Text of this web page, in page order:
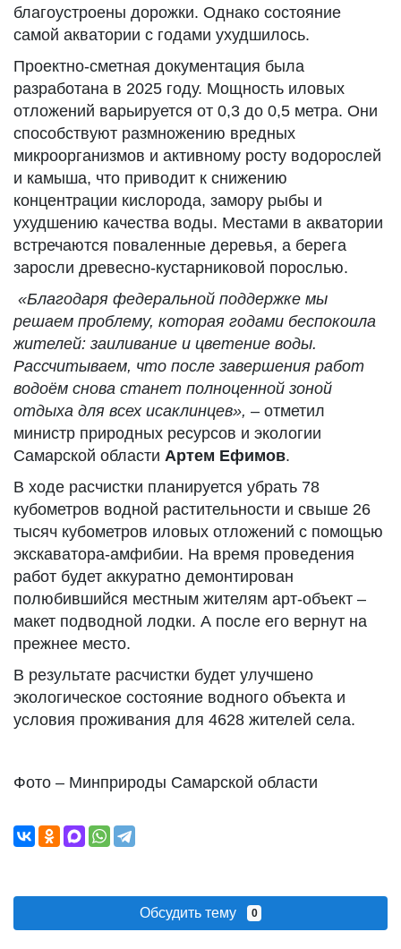
благоустроены дорожки. Однако состояние
самой акватории с годами ухудшилось.
Проектно-сметная документация была
разработана в 2025 году. Мощность иловых
отложений варьируется от 0,3 до 0,5 метра. Они
способствуют размножению вредных
микроорганизмов и активному росту водорослей
и камыша, что приводит к снижению
концентрации кислорода, замору рыбы и
ухудшению качества воды. Местами в акватории
встречаются поваленные деревья, а берега
заросли древесно-кустарниковой порослью.
«Благодаря федеральной поддержке мы
решаем проблему, которая годами беспокоила
жителей: заиливание и цветение воды.
Рассчитываем, что после завершения работ
водоём снова станет полноценной зоной
отдыха для всех исаклинцев», – отметил
министр природных ресурсов и экологии
Самарской области Артем Ефимов.
В ходе расчистки планируется убрать 78
кубометров водной растительности и свыше 26
тысяч кубометров иловых отложений с помощью
экскаватора-амфибии. На время проведения
работ будет аккуратно демонтирован
полюбившийся местным жителям арт-объект –
макет подводной лодки. А после его вернут на
прежнее место.
В результате расчистки будет улучшено
экологическое состояние водного объекта и
условия проживания для 4628 жителей села.
Фото – Минприроды Самарской области
Обсудить тему 0